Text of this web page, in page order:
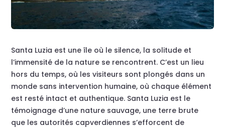
Santa Luzia est une île où le silence, la solitude et
l’immensité de la nature se rencontrent. C’est un lieu
hors du temps, où les visiteurs sont plongés dans un
monde sans intervention humaine, où chaque élément
est resté intact et authentique. Santa Luzia est le
témoignage d’une nature sauvage, une terre brute
que les autorités capverdiennes s’efforcent de